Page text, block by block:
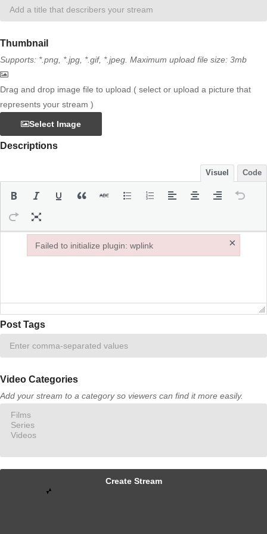
Thumbnail
Supports: *.png, *.jpg, *.gif, *.jpeg. Maximum upload file size: 3mb
Drag and drop image file to upload ( select or upload a picture that
represents your stream )
Select Image
Descriptions
Visuel Code
Post Tags
Video Categories
Add your stream to a category so viewers can find it more easily.
Create Stream
Failed to initialize plugin: wplink ×
Failed to initialize plugin: wplink